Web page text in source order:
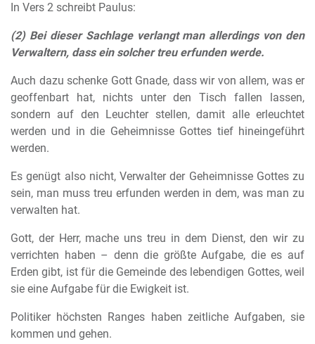
In Vers 2 schreibt Paulus:
(2) Bei dieser Sachlage verlangt man allerdings von den
Verwaltern, dass ein solcher treu erfunden werde.
Auch dazu schenke Gott Gnade, dass wir von allem, was er
geoffenbart hat, nichts unter den Tisch fallen lassen,
sondern auf den Leuchter stellen, damit alle erleuchtet
werden und in die Geheimnisse Gottes tief hineingeführt
werden.
Es genügt also nicht, Verwalter der Geheimnisse Gottes zu
sein, man muss treu erfunden werden in dem, was man zu
verwalten hat.
Gott, der Herr, mache uns treu in dem Dienst, den wir zu
verrichten haben – denn die größte Aufgabe, die es auf
Erden gibt, ist für die Gemeinde des lebendigen Gottes, weil
sie eine Aufgabe für die Ewigkeit ist.
Politiker höchsten Ranges haben zeitliche Aufgaben, sie
kommen und gehen.